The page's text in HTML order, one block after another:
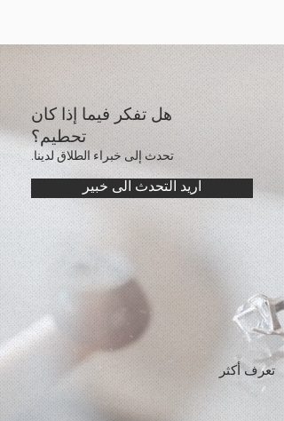
هل تفكر فيما إذا كان
تحطيم؟
تحدث إلى خبراء الطلاق لدينا.
اريد التحدث الى خبير
تعرف أكثر